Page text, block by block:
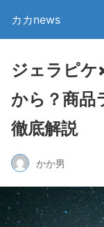
カカnews
ジェラピ
から？商品
徹底解説
かか男